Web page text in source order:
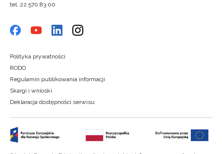
tel. 22 570 83 00
Polityka prywatności
RODO
Regulamin publikowania informacji
Skargi i wnioski
Deklaracja dostępności serwisu